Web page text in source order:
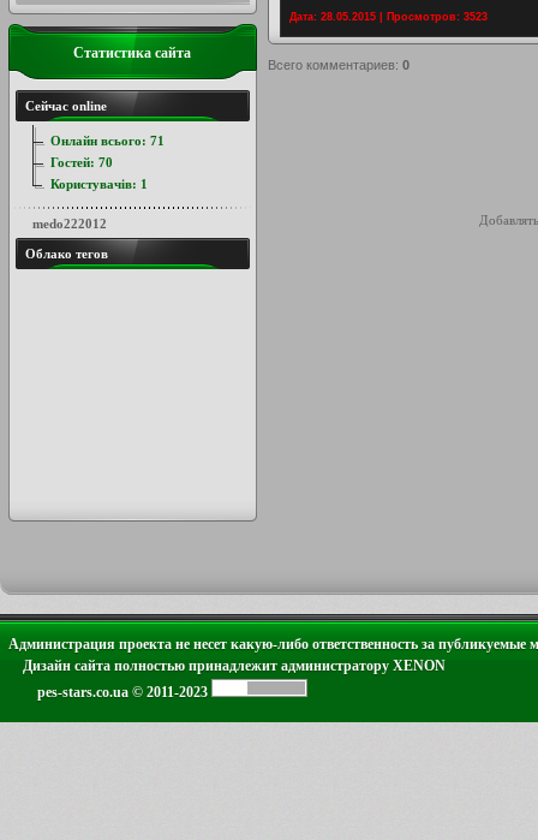
Дата: 28.05.2015 | Просмотров: 3523
Всего комментариев: 0
Статистика сайта
Сейчас online
Онлайн всього: 71
Гостей: 70
Користувачів: 1
medo222012
Облако тегов
Администрация проекта не несет какую-либо ответственность за публикуемые
Дизайн сайта полностью принадлежит администратору XENON
pes-stars.co.ua © 2011-2023